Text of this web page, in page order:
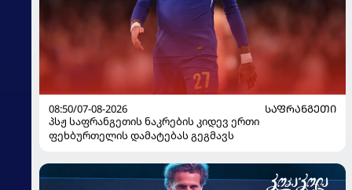
08:50/07-08-2026
ᲡᲐᲤᲠᲐᲜᲒᲔᲗᲘ
პსჟ საფრანგეთის ნაკრების კიდევ ერთი
ფეხბურთელის დამატებას გეგმავს